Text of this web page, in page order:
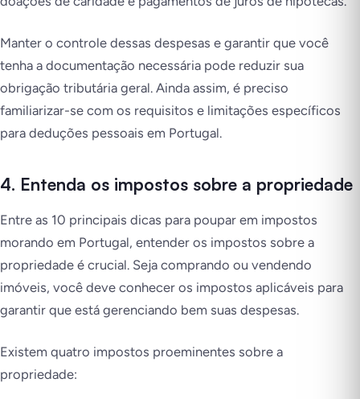
Manter o controle dessas despesas e garantir que você
tenha a documentação necessária pode reduzir sua
obrigação tributária geral. Ainda assim, é preciso
familiarizar-se com os requisitos e limitações específicos
para deduções pessoais em Portugal.
4. Entenda os impostos sobre a propriedade
Entre as 10 principais dicas para poupar em impostos
morando em Portugal, entender os impostos sobre a
propriedade é crucial. Seja comprando ou vendendo
imóveis, você deve conhecer os impostos aplicáveis para
garantir que está gerenciando bem suas despesas.
Existem quatro impostos proeminentes sobre a
propriedade: